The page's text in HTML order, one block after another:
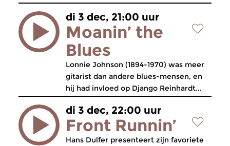
di 3 dec, 21:00 uur
Moanin’ the
Blues
Lonnie Johnson (1894-1970) was meer
gitarist dan andere blues-mensen, en
hij had invloed op Django Reinhardt...
di 3 dec, 22:00 uur
Front Runnin’
Hans Dulfer presenteert zijn favoriete